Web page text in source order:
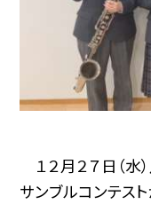
１２月２７日（
サンブルコンテス